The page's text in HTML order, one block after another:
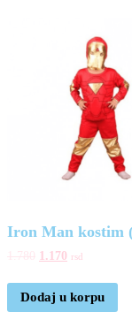
Iron Man kostim
1.170 rsd
Dodaj u korpu